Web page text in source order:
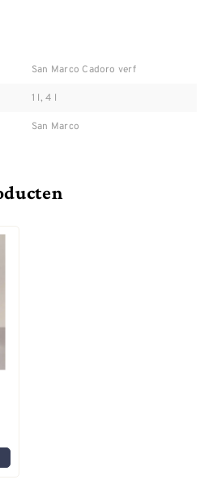
San Marco Cadoro verf
1 l, 4 l
San Marco